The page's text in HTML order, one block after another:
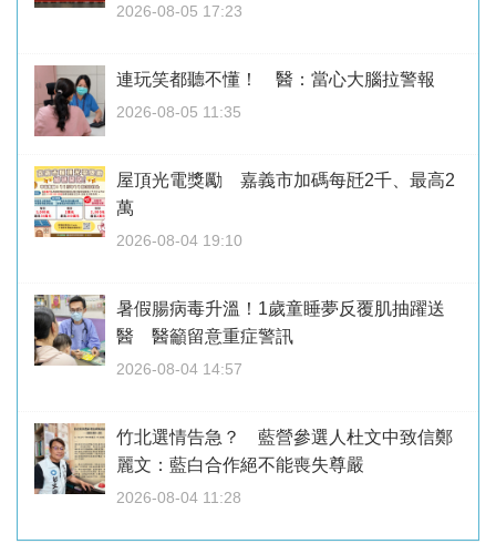
2026-08-05 17:23
連玩笑都聽不懂！ 醫：當心大腦拉警報
2026-08-05 11:35
屋頂光電獎勵 嘉義市加碼每瓩2千、最高2
萬
2026-08-04 19:10
暑假腸病毒升溫！1歲童睡夢反覆肌抽躍送
醫 醫籲留意重症警訊
2026-08-04 14:57
竹北選情告急？ 藍營參選人杜文中致信鄭
麗文：藍白合作絕不能喪失尊嚴
2026-08-04 11:28